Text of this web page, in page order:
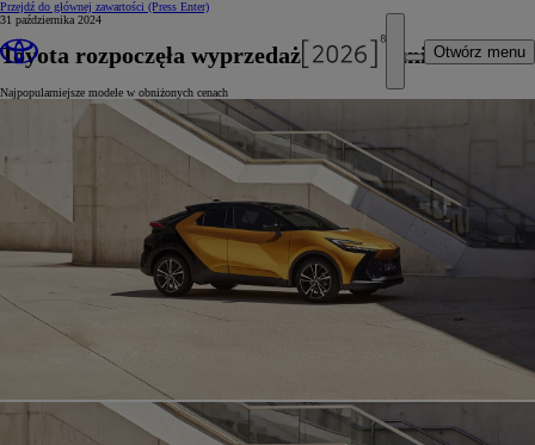
Przejdź do głównej zawartości (Press Enter)
Otwórz menu
31 października 2024
Toyota rozpoczęła wyprzedaż aut z rocznika 2024
Najpopularniejsze modele w obniżonych cenach